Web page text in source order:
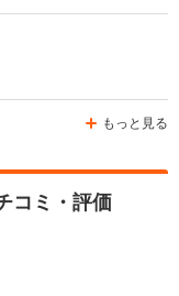
もっと見る
コミ・評価